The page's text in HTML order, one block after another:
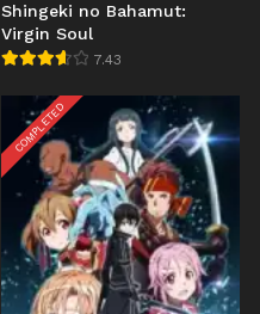
Shingeki no Bahamut:
Virgin Soul
7.43
COMPLETED